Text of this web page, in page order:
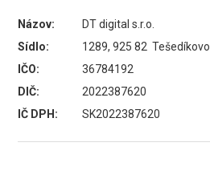
Názov:
DT digital s.r.o.
Sídlo:
1289, 925 82 Tešedíkovo
IČO:
36784192
DIČ:
2022387620
IČ DPH:
SK2022387620